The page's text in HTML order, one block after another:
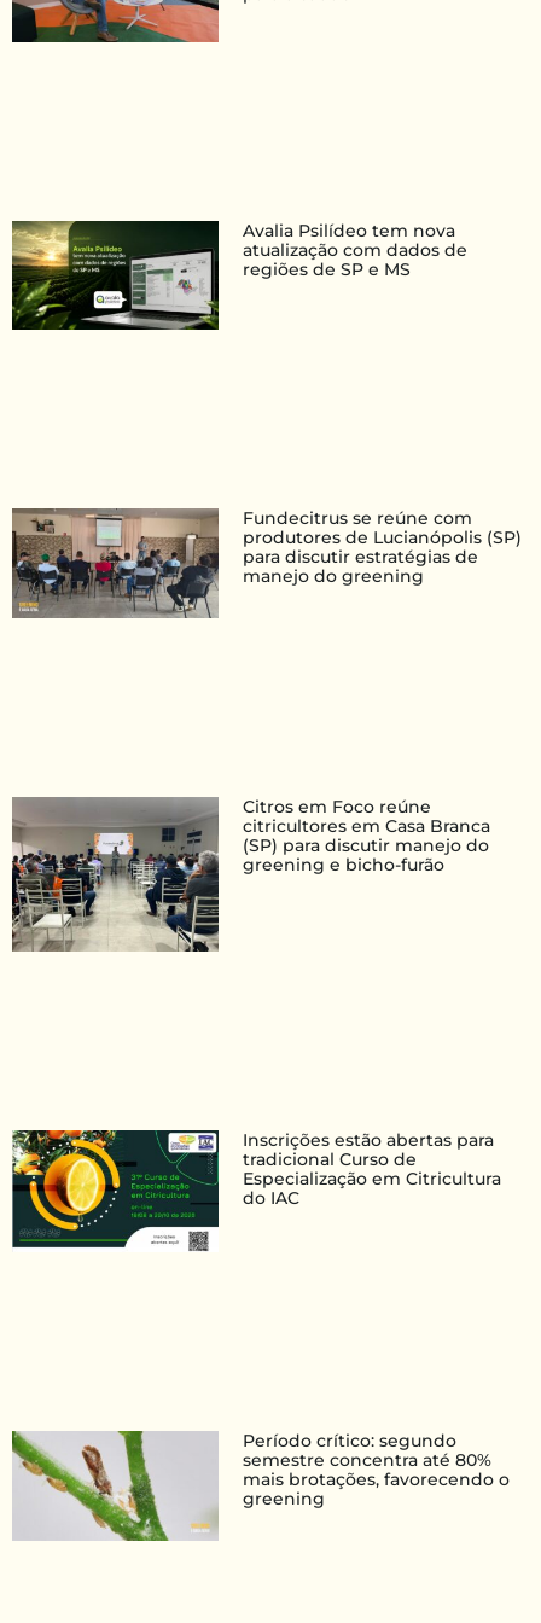
Avalia Psilídeo tem nova
atualização com dados de
regiões de SP e MS
Fundecitrus se reúne com
produtores de Lucianópolis (SP)
para discutir estratégias de
manejo do greening
Citros em Foco reúne
citricultores em Casa Branca
(SP) para discutir manejo do
greening e bicho-furão
Inscrições estão abertas para
tradicional Curso de
Especialização em Citricultura
do IAC
Período crítico: segundo
semestre concentra até 80%
mais brotações, favorecendo o
greening